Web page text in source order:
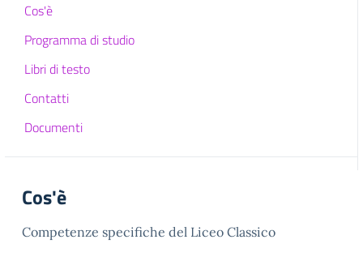
Cos'è
Programma di studio
Libri di testo
Contatti
Documenti
Cos'è
Competenze specifiche del Liceo Classico